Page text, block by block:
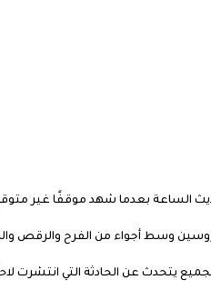
الساعة بعدما شهد موقفًا غير متوقع
وسط أجواء من الفرح والرقص
يتحدث عن الحادثة التي انتشرت